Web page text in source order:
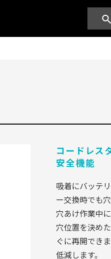
コードレス
安全機能
吸着にバッテ
ー交換時でも
穴あけ作業中
穴位置を決め
ぐに再開でき
低減します。